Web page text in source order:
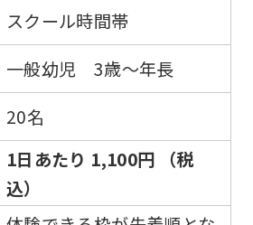
スクール時間帯
一般幼児 3歳～年長
20名
1日あたり 1,100円 （税
込）
to
return
to
the
page.
if